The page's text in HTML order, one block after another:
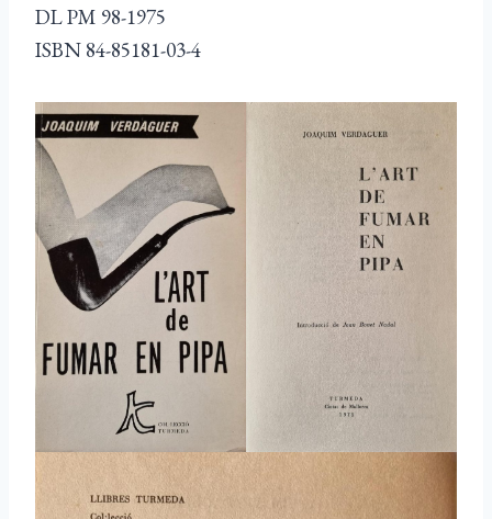
DL PM 98-1975
ISBN 84-85181-03-4